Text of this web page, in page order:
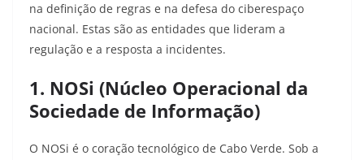
na definição de regras e na defesa do ciberespaço
nacional. Estas são as entidades que lideram a
regulação e a resposta a incidentes.
1. NOSi (Núcleo Operacional da
Sociedade de Informação)
O NOSi é o coração tecnológico de Cabo Verde. Sob a